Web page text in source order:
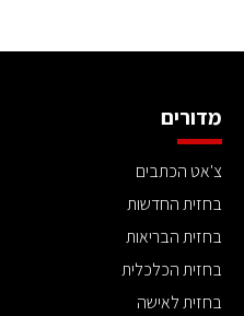
מדורים
צ'אט הכתבים
בחזית החדשות
בחזית הבריאות
בחזית הכלכלית
בחזית לאישה